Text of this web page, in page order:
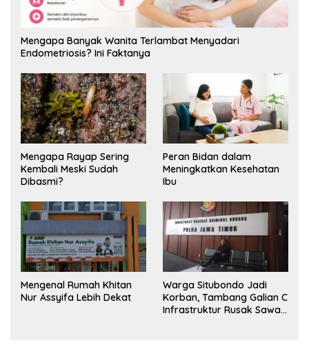
Mengapa Banyak Wanita Terlambat Menyadari
Endometriosis? Ini Faktanya
Mengapa Rayap Sering
Kembali Meski Sudah
Dibasmi?
Peran Bidan dalam
Meningkatkan Kesehatan
Ibu
Mengenal Rumah Khitan
Nur Assyifa Lebih Dekat
Warga Situbondo Jadi
Korban, Tambang Galian C
Infrastruktur Rusak Sawah